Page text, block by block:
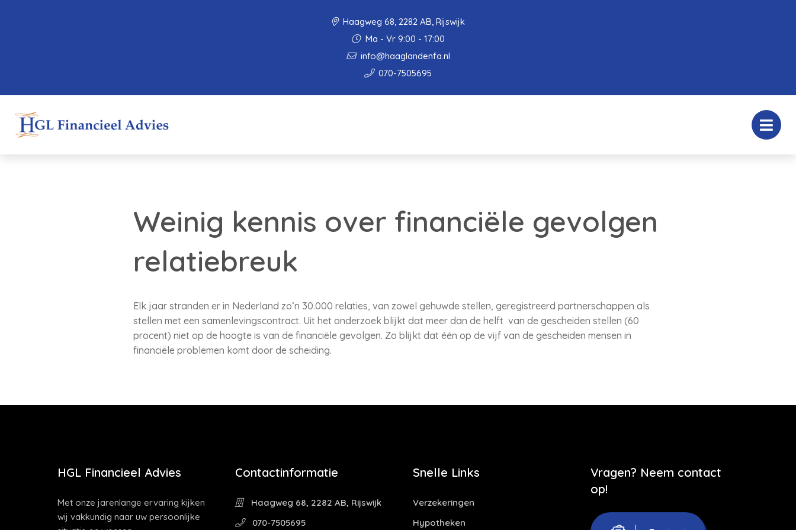
Haagweg 68, 2282 AB, Rijswijk
Ma - Vr 9:00 - 17:00
info@haaglandenfa.nl
070-7505695
Weinig kennis over financiële gevolgen
relatiebreuk
Elk jaar stranden er in Nederland zo’n 30.000 relaties, van zowel gehuwde stellen, geregistreerd partnerschappen als
stellen met een samenlevingscontract. Uit het onderzoek blijkt dat meer dan de helft van de gescheiden stellen (60
procent) niet op de hoogte is van de financiële gevolgen. Zo blijkt dat één op de vijf van de gescheiden mensen in
financiële problemen komt door de scheiding.
HGL Financieel Advies
Met onze jarenlange ervaring kijken
wij vakkundig naar uw persoonlijke
Contactinformatie
Haagweg 68, 2282 AB, Rijswijk
070-7505695
Snelle Links
Verzekeringen
Hypotheken
Vragen? Neem contact
op!